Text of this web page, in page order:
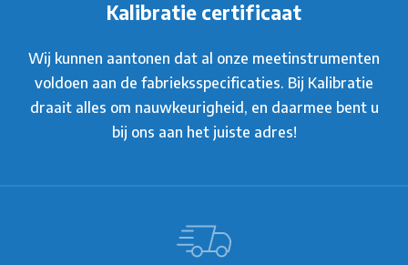
Kalibratie certificaat
Wij kunnen aantonen dat al onze meetinstrumenten
voldoen aan de fabrieksspecificaties. Bij Kalibratie
draait alles om nauwkeurigheid, en daarmee bent u
bij ons aan het juiste adres!